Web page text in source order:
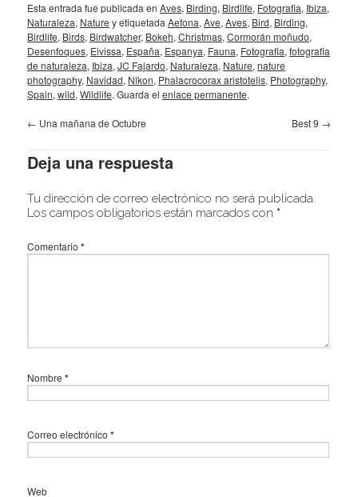
Esta entrada fue publicada en Aves, Birding, Birdlife, Fotografia, Ibiza,
Naturaleza, Nature y etiquetada Aefona, Ave, Aves, Bird, Birding,
Birdlife, Birds, Birdwatcher, Bokeh, Christmas, Cormorán moñudo,
Desenfoques, Eivissa, España, Espanya, Fauna, Fotografia, fotografia
de naturaleza, Ibiza, JC Fajardo, Naturaleza, Nature, nature
photography, Navidad, Nikon, Phalacrocorax aristotelis, Photography,
Spain, wild, Wildlife. Guarda el enlace permanente.
← Una mañana de Octubre Best 9 →
Deja una respuesta
Tu dirección de correo electrónico no será publicada.
Los campos obligatorios están marcados con *
Comentario *
Nombre *
Correo electrónico *
Web